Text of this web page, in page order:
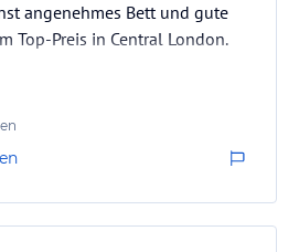
angenehmes Bett und gute
Top-Preis in Central London.